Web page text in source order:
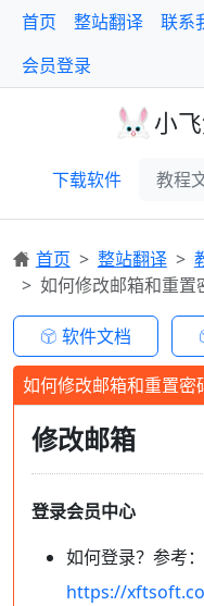
首页 整站翻译 联系
会员登录
小
下载软件 教程
首页 整站翻译
如何修改邮箱和重置
软件文档
如何修改邮箱和重置密
修改邮箱
登录会员中心
如何登录？参考：
https://